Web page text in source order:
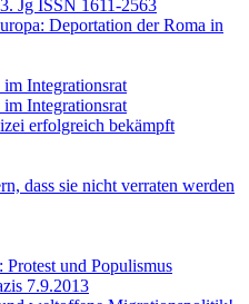
Jg ISSN 1611-2563
Deportation der Roma in
Integrationsrat
Integrationsrat
erfolgreich bekämpft
dass sie nicht verraten werden
und Populismus
7.9.2013